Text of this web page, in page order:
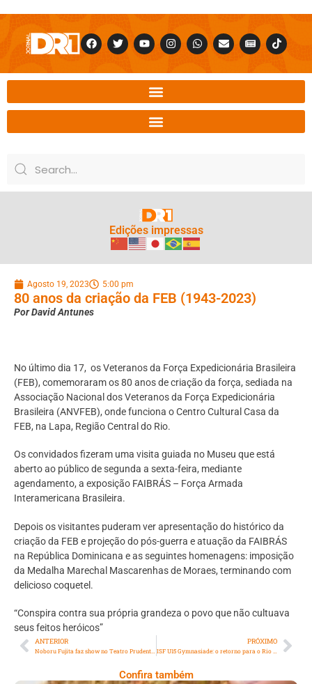
Edições impressas
Agosto 19, 2023 5:00 pm
80 anos da criação da FEB (1943-2023)
Por David Antunes
No último dia 17, os Veteranos da Força Expedicionária Brasileira
(FEB), comemoraram os 80 anos de criação da força, sediada na
Associação Nacional dos Veteranos da Força Expedicionária
Brasileira (ANVFEB), onde funciona o Centro Cultural Casa da
FEB, na Lapa, Região Central do Rio.
Os convidados fizeram uma visita guiada no Museu que está
aberto ao público de segunda a sexta-feira, mediante
agendamento, a exposição FAIBRÁS – Força Armada
Interamericana Brasileira.
Depois os visitantes puderam ver apresentação do histórico da
criação da FEB e projeção do pós-guerra e atuação da FAIBRÁS
na República Dominicana e as seguintes homenagens: imposição
da Medalha Marechal Mascarenhas de Moraes, terminando com
delicioso coquetel.
“Conspira contra sua própria grandeza o povo que não cultuava
seus feitos heróicos”
ANTERIOR PRÓXIMO
Confira também